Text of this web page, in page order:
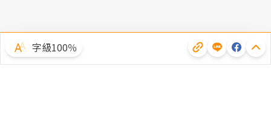
字級100％